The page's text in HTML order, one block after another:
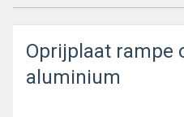
Oprijplaat rampe
aluminium